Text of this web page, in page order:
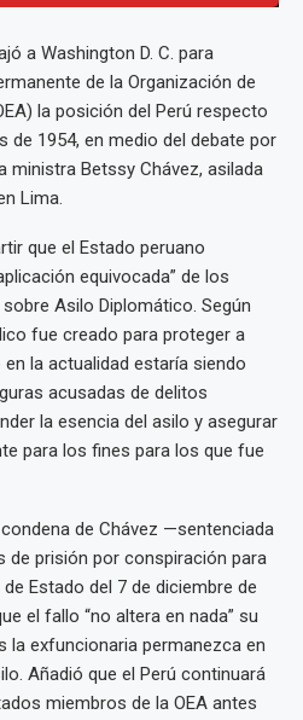
a Washington D. C. para
de la Organización de
la posición del Perú respecto
de 1954, en medio del debate por
ministra Betssy Chávez, asilada
Lima.
que el Estado peruano
equivocada” de los
Asilo Diplomático. Según
fue creado para proteger a
la actualidad estaría siendo
acusadas de delitos
la esencia del asilo y asegurar
para los fines para los que fue
de Chávez —sentenciada
de prisión por conspiración para
Estado del 7 de diciembre de
el fallo “no altera en nada” su
la exfuncionaria permanezca en
Añadió que el Perú continuará
miembros de la OEA antes